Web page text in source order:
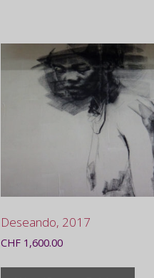
Deseando, 2017
CHF1,600.00